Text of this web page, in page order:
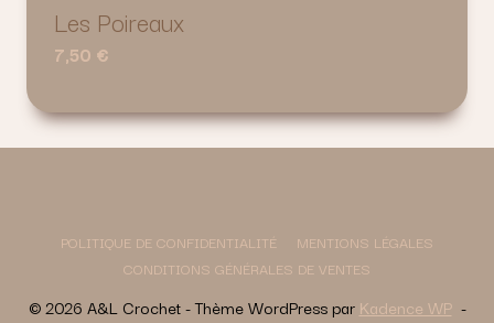
Les Poireaux
7,50 €
POLITIQUE DE CONFIDENTIALITÉ
MENTIONS LÉGALES
CONDITIONS GÉNÉRALES DE VENTES
© 2026 A&L Crochet - Thème WordPress par Kadence WP-